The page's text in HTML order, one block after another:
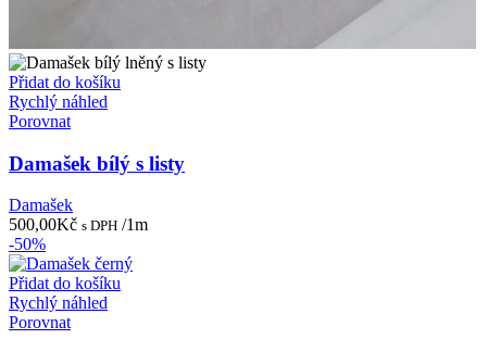
Přidat do košíku
Rychlý náhled
Porovnat
Damašek bílý s listy
Damašek
500,00Kč s DPH /1m
-50%
Přidat do košíku
Rychlý náhled
Porovnat